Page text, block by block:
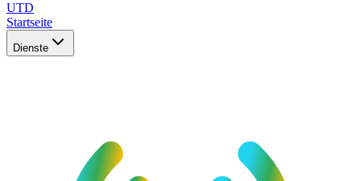
UTD
Startseite
Dienste